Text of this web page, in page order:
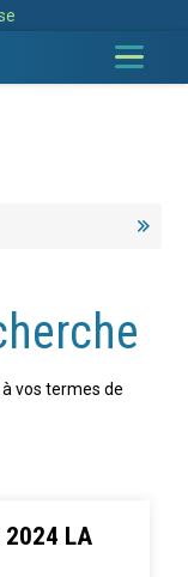
vos termes de
2024 LA